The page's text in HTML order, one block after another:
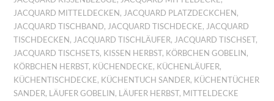
JACQUARD MITTELDECKEN , JACQUARD PLATZDECKCHEN ,
JACQUARD TISCHBAND, JACQUARD TISCHDECKE, JACQUARD
TISCHDECKEN , JACQUARD TISCHLÄUFER, JACQUARD TISCHSET,
JACQUARD TISCHSETS, KISSEN HERBST, KÖRBCHEN GOBELIN ,
KÖRBCHEN HERBST, KÜCHENDECKE, KÜCHENLÄUFER,
KÜCHENTISCHDECKE, KÜCHENTUCH SANDER, KÜCHENTÜCHER
SANDER, LÄUFER GOBELIN , LÄUFER HERBST, MITTELDECKE